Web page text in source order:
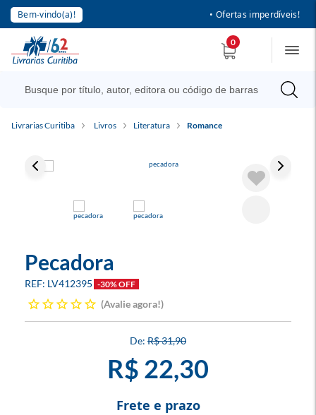
Bem-vindo(a)! • Ofertas imperdíveis!
0
Livrarias Curitiba Livros Literatura Romance
Pecadora
LV412395 -30% OFF
Avalie agora!
R$ 31,90
R$ 22,30
Frete e prazo